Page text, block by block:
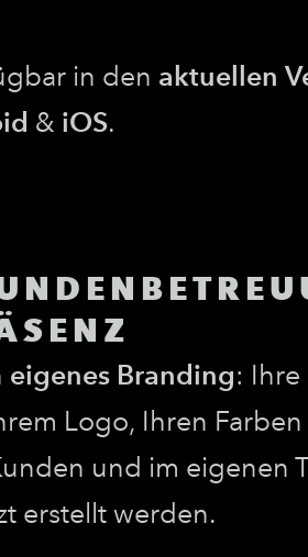
in den aktuellen
& iOS.
eigenes Branding:
Logo, Ihren
und im eigenen
erstellt werden.